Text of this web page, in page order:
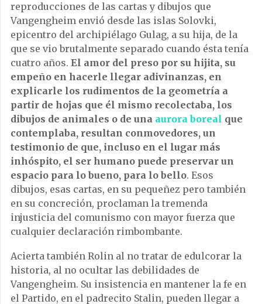
reproducciones de las cartas y dibujos que
Vangengheim envió desde las islas Solovki,
epicentro del archipiélago Gulag, a su hija, de la
que se vio brutalmente separado cuando ésta tenía
cuatro años. El amor del preso por su hijita, su
empeño en hacerle llegar adivinanzas, en
explicarle los rudimentos de la geometría a
partir de hojas que él mismo recolectaba, los
dibujos de animales o de una aurora boreal que
contemplaba, resultan conmovedores, un
testimonio de que, incluso en el lugar más
inhóspito, el ser humano puede preservar un
espacio para lo bueno, para lo bello. Esos
dibujos, esas cartas, en su pequeñez pero también
en su concreción, proclaman la tremenda
injusticia del comunismo con mayor fuerza que
cualquier declaración rimbombante.
Acierta también Rolin al no tratar de edulcorar la
historia, al no ocultar las debilidades de
Vangengheim. Su insistencia en mantener la fe en
el Partido, en el padrecito Stalin, pueden llegar a